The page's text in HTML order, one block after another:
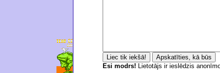
Esi modrs! Lietotājs ir ieslēdzis